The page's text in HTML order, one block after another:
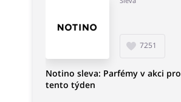
7251
Notino sleva: Parfémy v akci pro
tento týden